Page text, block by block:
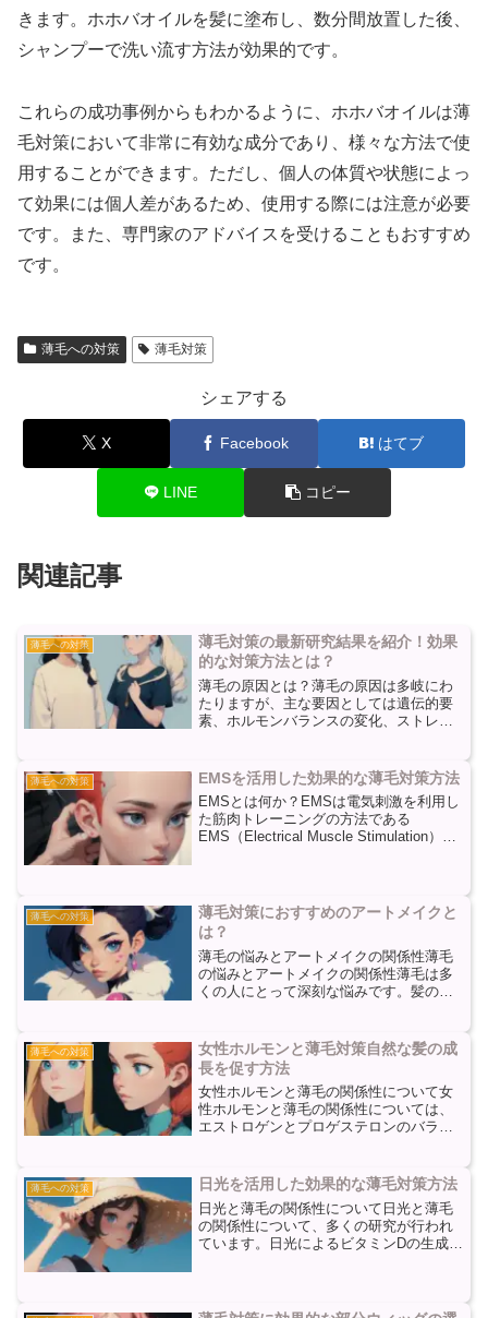
きます。ホホバオイルを髪に塗布し、数分間放置した後、
シャンプーで洗い流す方法が効果的です。
これらの成功事例からもわかるように、ホホバオイルは薄
毛対策において非常に有効な成分であり、様々な方法で使
用することができます。ただし、個人の体質や状態によっ
て効果には個人差があるため、使用する際には注意が必要
です。また、専門家のアドバイスを受けることもおすすめ
です。
薄毛への対策 薄毛対策
シェアする
X Facebook はてブ
LINE コピー
関連記事
薄毛への対策
薄毛対策の最新研究結果を紹介！効果
的な対策方法とは？
薄毛の原因とは？薄毛の原因は多岐にわ
たりますが、主な要因としては遺伝的要
素、ホルモンバランスの変化、ストレ
要因には対策が可能です。遺伝的要素に
よる薄毛は、特に男性型脱毛...
薄毛への対策 EMSを活用した効果的な薄毛対策方法
EMSとは何か？EMSは電気刺激を利用し
た筋肉トレーニングの方法である
EMS（Electrical Muscle Stimulation）
薄毛への対策
薄毛対策におすすめのアートメイクと
は？
薄毛の悩みとアートメイクの関係性薄毛
の悩みとアートメイクの関係性薄毛は多
くの人にとって深刻な悩みです。髪のボ
劫になることもあります。そんな薄毛の
悩みを解消するために、ア...
薄毛への対策
女性ホルモンと薄毛対策自然な髪の成
長を促す方法
女性ホルモンと薄毛の関係性について女
性ホルモンと薄毛の関係性については、
エストロゲンとプロゲステロンのバラン
り、髪の成長を促進する役割を果たして
います。一方、プロゲステ...
薄毛への対策 日光を活用した効果的な薄毛対策方法
日光と薄毛の関係性について日光と薄毛
の関係性について、多くの研究が行われ
ています。日光によるビタミンDの生成や
あるとされています。...